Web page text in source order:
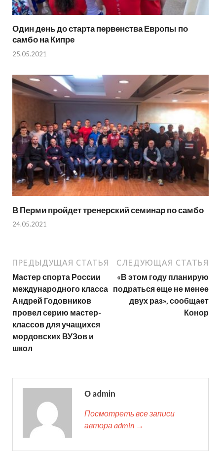
Один день до старта первенства Европы по
самбо на Кипре
25.05.2021
В Перми пройдет тренерский семинар по самбо
24.05.2021
ПРЕДЫДУЩАЯ СТАТЬЯ
Мастер спорта России
международного класса
Андрей Годовников
провел серию мастер-
классов для учащихся
мордовских ВУЗов и
школ
СЛЕДУЮЩАЯ СТАТЬЯ
«В этом году планирую
подраться еще не менее
двух раз», сообщает
Конор
О admin
Посмотреть все записи
автора admin →